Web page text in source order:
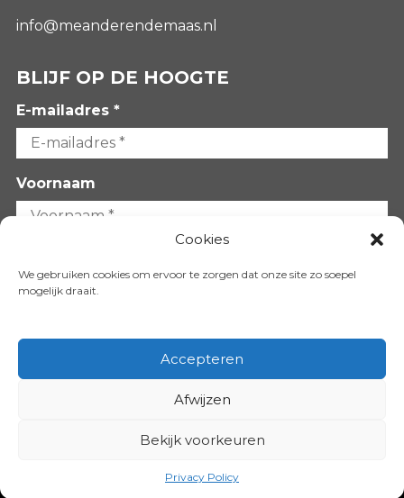
Cookies
We gebruiken cookies om ervoor te zorgen dat onze site zo soepel
mogelijk draait.
Accepteren
Afwijzen
Bekijk voorkeuren
Privacy Policy
info@meanderendemaas.nl
BLIJF OP DE HOOGTE
E-mailadres *
Voornaam
VOLG ONS OP: